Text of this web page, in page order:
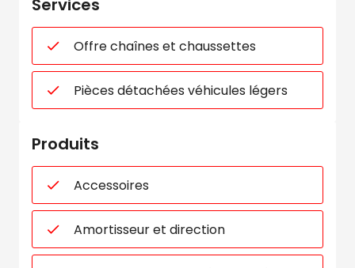
Services
Offre chaînes et chaussettes
Pièces détachées véhicules légers
Produits
Accessoires
Amortisseur et direction